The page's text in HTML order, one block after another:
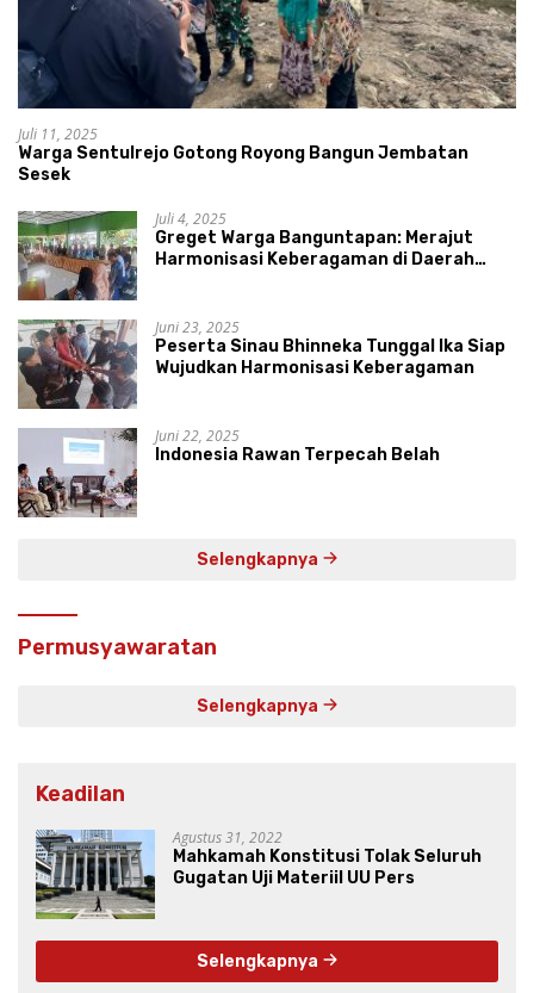
Juli 11, 2025
Warga Sentulrejo Gotong Royong Bangun Jembatan
Sesek
Juli 4, 2025
Greget Warga Banguntapan: Merajut
Harmonisasi Keberagaman di Daerah
Juni 23, 2025
Peserta Sinau Bhinneka Tunggal Ika Siap
Wujudkan Harmonisasi Keberagaman
Juni 22, 2025
Indonesia Rawan Terpecah Belah
Selengkapnya
Permusyawaratan
Selengkapnya
Keadilan
Agustus 31, 2022
Mahkamah Konstitusi Tolak Seluruh
Gugatan Uji Materiil UU Pers
Selengkapnya